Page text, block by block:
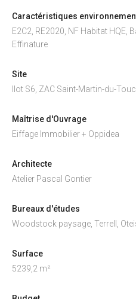
Caractéristiques
E2C2, RE2020, NF Habitat HQE,
Effinature
Site
Ilot S6, ZAC Saint-Martin-du-
Maîtrise d'Ouvrage
Eiffage Immobilier + Oppidea
Architecte
Atelier Pascal Gontier
Bureaux d'études
Woodstock paysage, Terrell,
Surface
5239,2 m²